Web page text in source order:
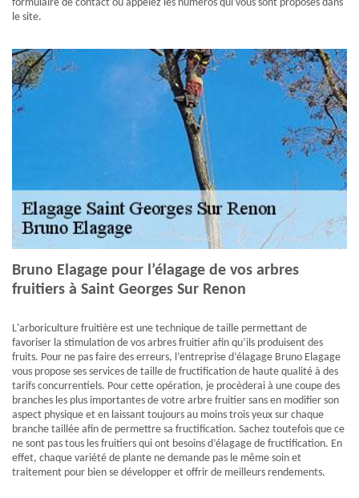
formulaire de contact ou appelez les numéros qui vous sont proposés dans
le site.
Bruno Elagage pour l’élagage de vos arbres
fruitiers à Saint Georges Sur Renon
L'arboriculture fruitière est une technique de taille permettant de
favoriser la stimulation de vos arbres fruitier afin qu’ils produisent des
fruits. Pour ne pas faire des erreurs, l’entreprise d’élagage Bruno Elagage
vous propose ses services de taille de fructification de haute qualité à des
tarifs concurrentiels. Pour cette opération, je procèderai à une coupe des
branches les plus importantes de votre arbre fruitier sans en modifier son
aspect physique et en laissant toujours au moins trois yeux sur chaque
branche taillée afin de permettre sa fructification. Sachez toutefois que ce
ne sont pas tous les fruitiers qui ont besoins d’élagage de fructification. En
effet, chaque variété de plante ne demande pas le même soin et
traitement pour bien se développer et offrir de meilleurs rendements.